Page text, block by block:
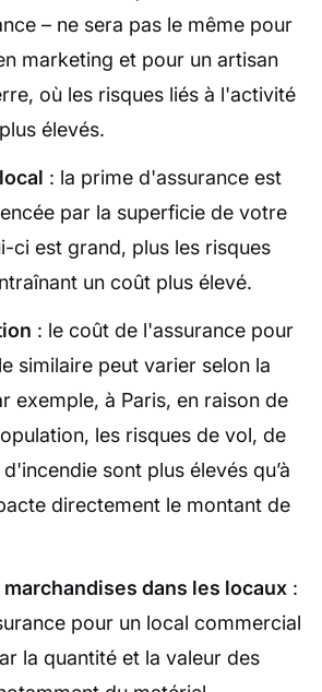
– ne sera pas le même pour
marketing et pour un artisan
où les risques liés à l'activité
élevés.
: la prime d'assurance est
par la superficie de votre
ci est grand, plus les risques
un coût plus élevé.
: le coût de l'assurance pour
similaire peut varier selon la
exemple, à Paris, en raison de
les risques de vol, de
sont plus élevés qu’à
directement le montant de
marchandises dans les locaux :
pour un local commercial
la quantité et la valeur des